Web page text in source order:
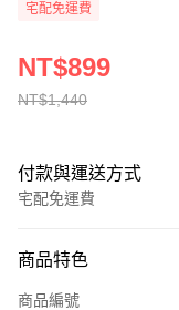
宅配免運費
NT$1,440
NT$899
付款與運送方式
宅配免運費
全家線上支付
商品特色
商品編號